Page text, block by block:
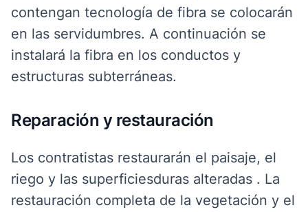
contengan tecnología de fibra se colocarán
en las servidumbres. A continuación se
instalará la fibra en los conductos y
estructuras subterráneas.
Reparación y restauración
Los contratistas restaurarán el paisaje, el
riego y las superficiesduras alteradas . La
restauración completa de la vegetación y el